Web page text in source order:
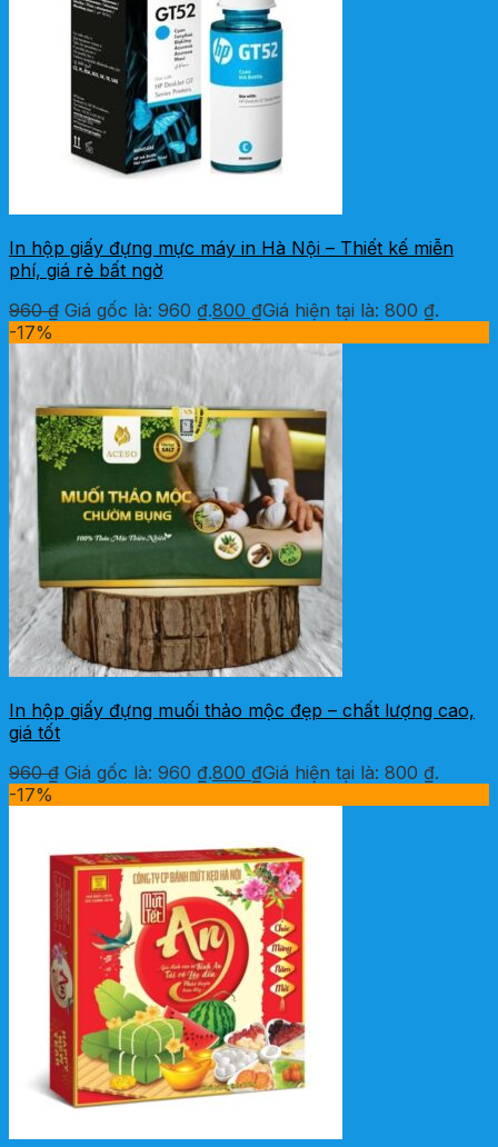
In hộp giấy đựng mực máy in Hà Nội – Thiết kế miễn
phí, giá rẻ bất ngờ
960₫ Giá gốc là: 960 ₫.800 ₫Giá hiện tại là: 800 ₫.
-17%
In hộp giấy đựng muối thảo mộc đẹp – chất lượng cao,
giá tốt
960₫ Giá gốc là: 960 ₫.800 ₫Giá hiện tại là: 800 ₫.
-17%